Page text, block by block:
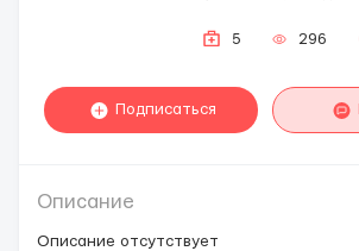
5 296
Подписаться
Описание
Описание отсутствует